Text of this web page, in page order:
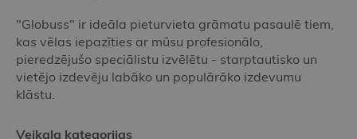
"Globuss" ir ideāla pieturvieta grāmatu pasaulē tiem,
kas vēlas iepazīties ar mūsu profesionālo,
pieredzējušo speciālistu izvēlētu - starptautisko un
vietējo izdevēju labāko un populārāko izdevumu
klāstu.
Veikala kategorijas